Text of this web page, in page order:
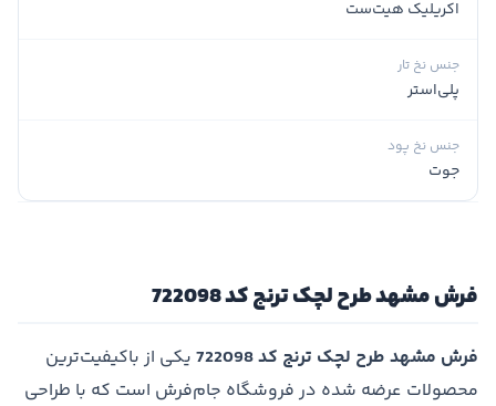
اکریلیک هیت‌ست
جنس نخ تار
پلی‌استر
جنس نخ پود
جوت
فرش مشهد طرح لچک ترنج کد 722098
فرش مشهد طرح لچک ترنج کد 722098
یکی از باکیفیت‌ترین
محصولات عرضه شده در فروشگاه جام‌فرش است که با طراحی